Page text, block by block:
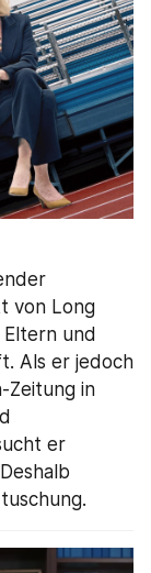
von Long
und
Als er jedoch
Zeitung in
er